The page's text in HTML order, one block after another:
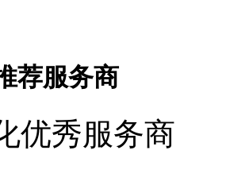
荐服务商
优秀服务商